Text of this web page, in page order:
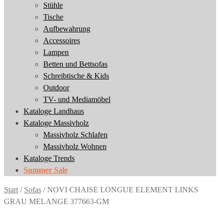
Stühle
Tische
Aufbewahrung
Accessoires
Lampen
Betten und Bettsofas
Schreibtische & Kids
Outdoor
TV- und Mediamöbel
Kataloge Landhaus
Kataloge Massivholz
Massivholz Schlafen
Massivholz Wohnen
Kataloge Trends
Summer Sale
Start / Sofas /NOVI CHAISE LONGUE ELEMENT LINKS
GRAU MELANGE 377663-GM